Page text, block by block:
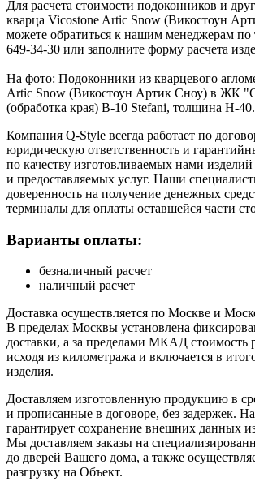
Для расчета стоимости подоконников и
кварца Vicostone Artic Snow (Викостоун
можете обратиться к нашим менеджерам по
649-34-30 или заполните форму расчета
На фото: Подоконники из кварцевого
Artic Snow (Викостоун Артик Сноу) в ЖК
(обработка края) B-10 Stefani, толщина H-40.
Компания Q-Style всегда работает по
юридическую ответственность и
по качеству изготовливаемых нами изделий
и предоставляемых услуг. Наши
доверенность на получение денежных
терминалы для оплаты оставшейся части
Варианты оплаты:
безналичный расчет
наличный расчет
Доставка осуществляется по Москве и
В пределах Москвы установлена
доставки, а за пределами МКАД стоимость
исходя из километража и включается в
изделия.
Доставляем изготовленную продукцию в
и прописанные в договоре, без задержек.
гарантирует сохранение внешних данных
Мы доставляем заказы на
до дверей Вашего дома, а также
разгрузку на Объект.